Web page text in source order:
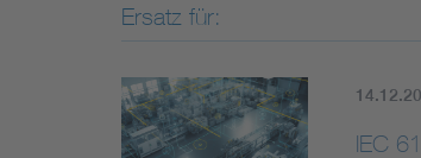
Ersatz für:
IEC